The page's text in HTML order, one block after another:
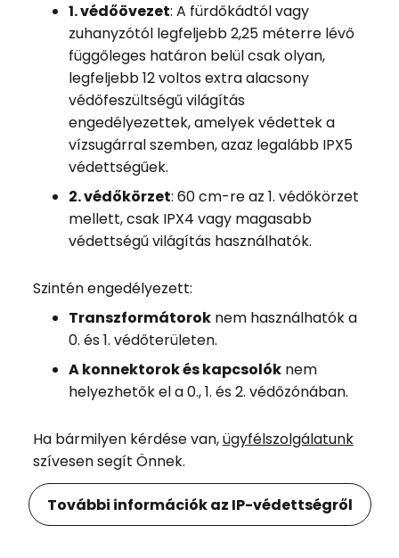
1. védőövezet: A fürdőkádtól vagy
zuhanyzótól legfeljebb 2,25 méterre lévő
függőleges határon belül csak olyan,
legfeljebb 12 voltos extra alacsony
védőfeszültségű világítás
engedélyezettek, amelyek védettek a
vízsugárral szemben, azaz legalább IPX5
védettségűek.
2. védőkörzet: 60 cm-re az 1. védőkörzet
mellett, csak IPX4 vagy magasabb
védettségű világítás használhatók.
Szintén engedélyezett:
Transzformátoroknem használhatók a
0. és 1. védőterületen.
A konnektorok és kapcsolóknem
helyezhetők el a 0., 1. és 2. védőzónában.
Ha bármilyen kérdése van,ügyfélszolgálatunk
szívesen segít Önnek.
További információk az IP-védettségről